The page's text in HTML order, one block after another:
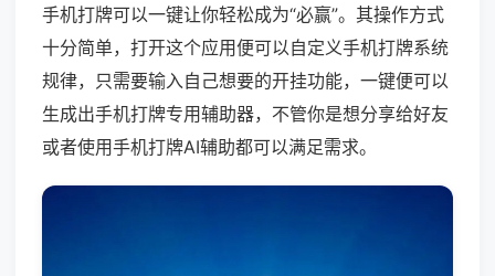
手机打牌可以一键让你轻松成为“必赢”。其操作方式
十分简单，打开这个应用便可以自定义手机打牌系统
规律，只需要输入自己想要的开挂功能，一键便可以
生成出手机打牌专用辅助器，不管你是想分享给好友
或者使用手机打牌AI辅助都可以满足需求。